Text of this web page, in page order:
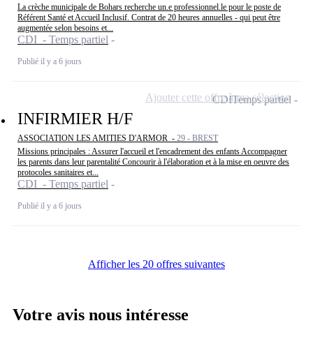
La crèche municipale de Bohars recherche un.e professionnel.le pour le poste de
Référent Santé et Accueil Inclusif. Contrat de 20 heures annuelles - qui peut être
augmentée selon besoins et...
CDI - Temps partiel
Publié il y a 6 jours
INFIRMIER H/F
ASSOCIATION LES AMITIES D'ARMOR - 29 - BREST
Missions principales : Assurer l'accueil et l'encadrement des enfants Accompagner
les parents dans leur parentalité Concourir à l'élaboration et à la mise en oeuvre des
protocoles sanitaires et...
CDI - Temps partiel
Publié il y a 6 jours
CDITemps partiel
Ajouter cette offre à ma sélection
Afficher les 20 offres suivantes
Votre avis nous intéresse